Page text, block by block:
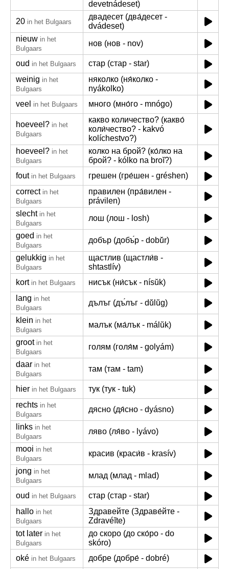
devetnádeset)
20 in het Bulgaars
двадесет (два́десет -
dvádeset)
nieuw in het
Bulgaars
нов (нов - nov)
oud in het Bulgaars
стар (стар - star)
weinig in het
Bulgaars
няколко (ня́колко -
nyákolko)
veel in het Bulgaars много (мно́го - mnógo)
hoeveel? in het
Bulgaars
какво количество? (какво́
коли́чество? - kakvó
kolíchestvo?)
hoeveel? in het
Bulgaars
колко на брой? (ко́лко на
брой? - kólko na broĭ?)
fout in het Bulgaars
грешен (гре́шен - gréshen)
correct in het
Bulgaars
правилен (пра́вилен -
právilen)
slecht in het
Bulgaars
лош (лош - losh)
goed in het
Bulgaars
добър (добъ́р - dobŭ́r)
gelukkig in het
Bulgaars
щастлив (щастли́в -
shtastlív)
kort in het Bulgaars
нисък (ни́сък - nísŭk)
lang in het
Bulgaars
дълъг (дъ́лъг - dŭ́lŭg)
klein in het
Bulgaars
малък (ма́лък - málŭk)
groot in het
Bulgaars
голям (голя́м - golyám)
daar in het
Bulgaars
там (там - tam)
hier in het Bulgaars
тук (тук - tuk)
rechts in het
Bulgaars
дясно (дя́сно - dyásno)
links in het
Bulgaars
ляво (ля́во - lyávo)
mooi in het
Bulgaars
красив (краси́в - krasív)
jong in het
Bulgaars
млад (млад - mlad)
oud in het Bulgaars
стар (стар - star)
hallo in het
Bulgaars
Здравейте (Здраве́йте -
Zdravéĭte)
tot later in het
Bulgaars
до скоро (до ско́ро - do
skóro)
oké in het Bulgaars добре (добре́ - dobré)